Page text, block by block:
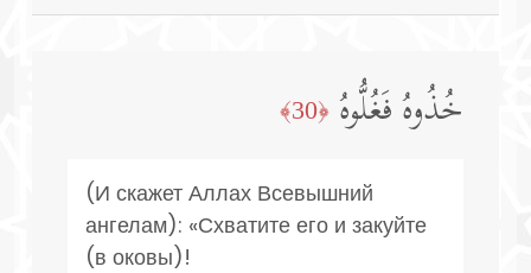
خُذُوهُ فَغُلُّوهُ ﴿30﴾
(И скажет Аллах Всевышний
ангелам): «Схватите его и закуйте
(в оковы)!